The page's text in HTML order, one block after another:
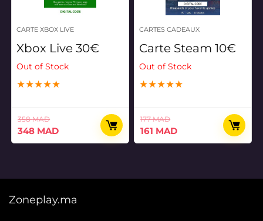
CARTE XBOX LIVE
Xbox Live 30€
Out of Stock
★★★★★
358MAD
Le
prix
358 MAD.
348 MADLe
prix
348 MAD.
CARTES CADEAUX
Carte Steam 10€
Out of Stock
★★★★★
177MAD
Le
prix
177 MAD.
161 MADLe
prix
161 MAD.
Zoneplay.ma